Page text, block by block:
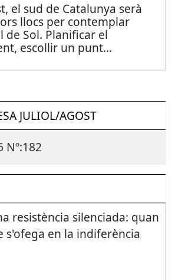
el sud de Catalunya serà
llocs per contemplar
de Sol. Planificar el
escollir un punt...
JULIOL/AGOST